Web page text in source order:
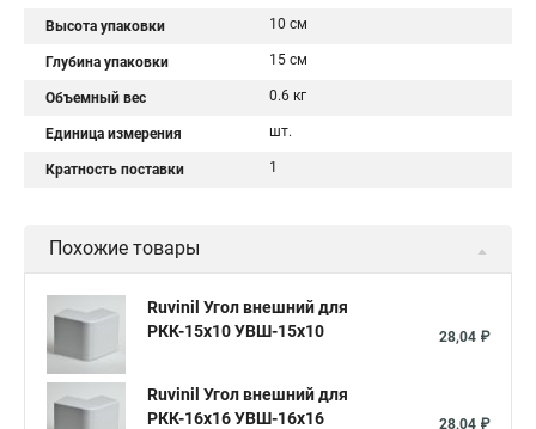
Высота упаковки 10 см
Глубина упаковки 15 см
Объемный вес 0.6 кг
Единица измерения шт.
Кратность поставки 1
Похожие товары
Ruvinil Угол внешний для
РКК-15х10 УВШ-15х10
28,04 ₽
Ruvinil Угол внешний для
РКК-16х16 УВШ-16х16
28,04 ₽